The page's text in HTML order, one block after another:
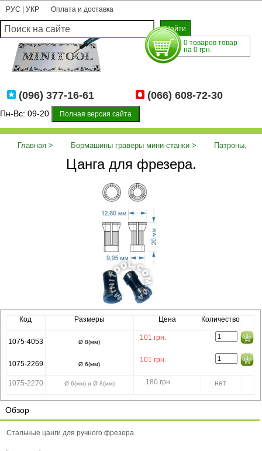
РУС УКР Оплата и доставка
0 товаров товар
на 0 грн.
(096) 377-16-61 (066) 608-72-30
Пн-Вс: 09-20 Полная версия сайта
Главная Бормашины граверы мини-станки
Патроны,
Цанга для фрезера.
Цанга для фрезера.
Код Размеры Цена Количество
1075-4053 Ø 8(мм)
101 грн.
1075-2269 Ø 6(мм)
101 грн.
1075-2270 Ø 6(мм) и Ø 8(мм) 180 грн. нет
Обзор
Стальные цанги для ручного фрезера.